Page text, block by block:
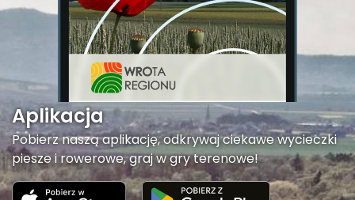
Aplikacja
Pobierz naszą aplikację, odkrywaj ciekawe wycieczki
piesze i rowerowe, graj w gry terenowe!